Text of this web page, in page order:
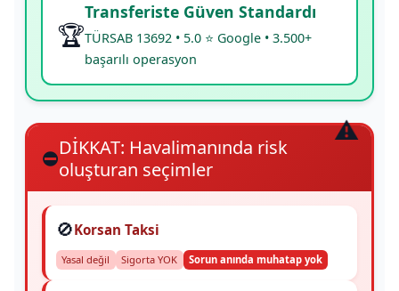
🏆
Transferiste Güven Standardı
TÜRSAB 13692 • 5.0 ⭐ Google • 3.500+
başarılı operasyon
⛔DİKKAT: Havalimanında risk
oluşturan seçimler
🚫Korsan Taksi
Yasal değil Sigorta YOK Sorun anında muhatap yok